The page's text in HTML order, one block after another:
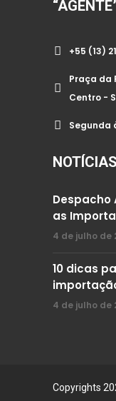
+55 (13)
Praça da
Centro -
Segunda
NOTÍCIAS
Despacho
as
4 de julho de
10 dicas
4 de julho de
Copyrights